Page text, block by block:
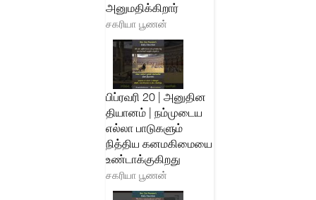
அனுமதிக்கிறார்
சகரியா பூணன்
பிப்ரவரி 20 | அனுதின
தியானம் | நம்முடைய
எல்லா பாடுகளும்
நித்திய கனமகிமையை
உண்டாக்குகிறது
சகரியா பூணன்